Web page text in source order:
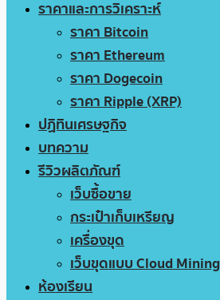
ราคาและการวิเคราะห์
ราคา Bitcoin
ราคา Ethereum
ราคา Dogecoin
ราคา Ripple (XRP)
ปฏิทินเศรษฐกิจ
บทความ
รีวิวผลิตภัณฑ์
เว็บซื้อขาย
กระเป๋าเก็บเหรียญ
เครื่องขุด
เว็บขุดแบบ Cloud Mining
ห้องเรียน